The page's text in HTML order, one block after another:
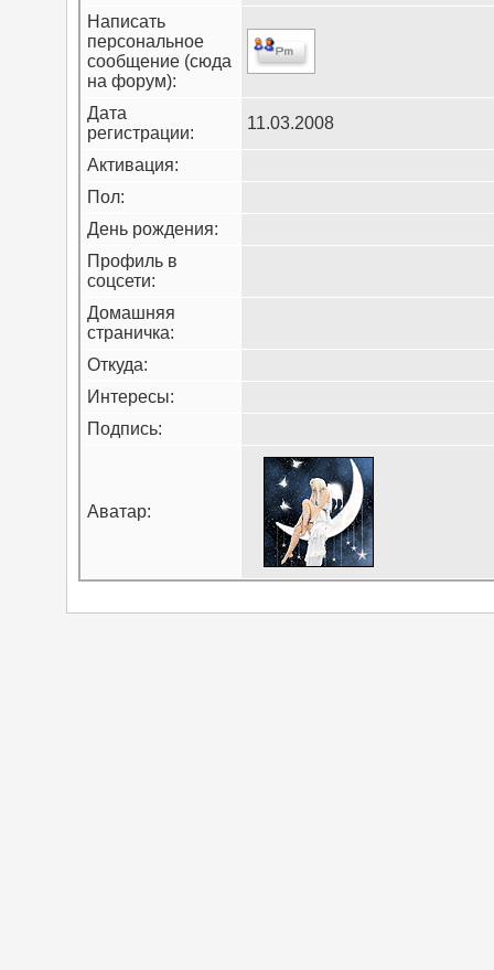
Написать
персональное
сообщение (сюда
на форум):
Дата
регистрации:
11.03.2008
Активация:
Пол:
День рождения:
Профиль в
соцсети:
Домашняя
страничка:
Откуда:
Интересы:
Подпись:
Аватар: